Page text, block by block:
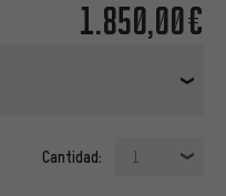
1.850,00€
Cantidad: 1